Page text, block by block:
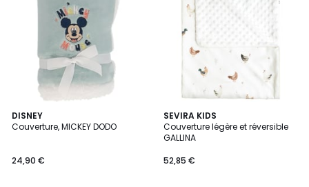
DISNEY
Couverture, MICKEY DODO
24,90 €
SEVIRA KIDS
Couverture légère et réversible
GALLINA
52,85 €